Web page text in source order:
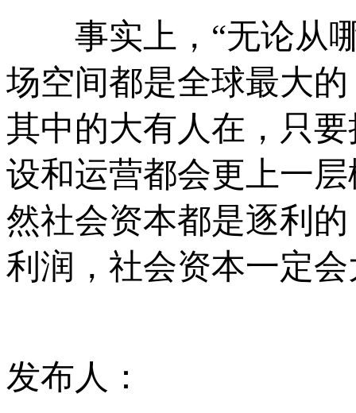
事实上，“无论从哪
场空间都是全球最大
其中的大有人在，只
设和运营都会更上一
然社会资本都是逐利
利润，社会资本一定
发布人：